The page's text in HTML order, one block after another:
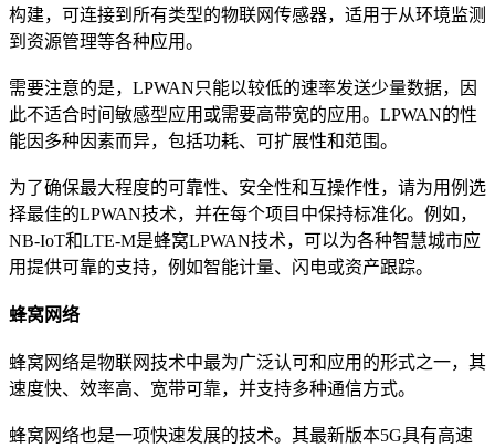
构建，可连接到所有类型的物联网传感器，适用于从环境监测
到资源管理等各种应用。
需要注意的是，LPWAN只能以较低的速率发送少量数据，因
此不适合时间敏感型应用或需要高带宽的应用。LPWAN的性
能因多种因素而异，包括功耗、可扩展性和范围。
为了确保最大程度的可靠性、安全性和互操作性，请为用例选
择最佳的LPWAN技术，并在每个项目中保持标准化。例如，
NB-IoT和LTE-M是蜂窝LPWAN技术，可以为各种智慧城市应
用提供可靠的支持，例如智能计量、闪电或资产跟踪。
蜂窝网络
蜂窝网络是物联网技术中最为广泛认可和应用的形式之一，其
速度快、效率高、宽带可靠，并支持多种通信方式。
蜂窝网络也是一项快速发展的技术。其最新版本5G具有高速